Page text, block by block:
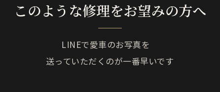
このような修理をお望みの方へ
LINEで愛車のお写真を
送っていただくのが一番早いです